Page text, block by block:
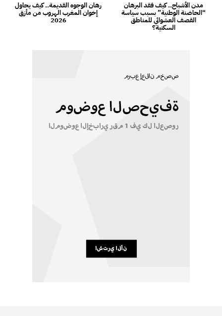
رهان الوجوه القديمة.. كيف يحاول
إخوان المغرب الهروب من مأزق
2026
مدن الأشباح.. كيف فقد البرهان
“الحاضنة الوطنية” بسبب سياسة
القصف العشوائي للمناطق
السكنية؟